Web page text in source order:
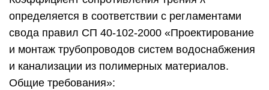
определяется в соответствии с регламентами
свода правил СП 40-102-2000 «Проектирование
и монтаж трубопроводов систем водоснабжения
и канализации из полимерных материалов.
Общие требования»: